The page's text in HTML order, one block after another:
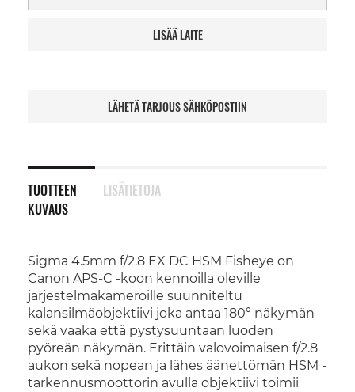
LISÄÄ LAITE
LÄHETÄ TARJOUS SÄHKÖPOSTIIN
TUOTTEEN
KUVAUS
Sigma 4.5mm f/2.8 EX DC HSM Fisheye on
Canon APS-C -koon kennoilla oleville
järjestelmäkameroille suunniteltu
kalansilmäobjektiivi joka antaa 180° näkymän
sekä vaaka että pystysuuntaan luoden
pyöreän näkymän. Erittäin valovoimaisen f/2.8
aukon sekä nopean ja lähes äänettömän HSM -
tarkennusmoottorin avulla objektiivi toimii
LISÄTIETOJA